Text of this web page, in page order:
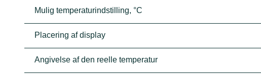
Mulig temperaturindstilling, °C
Placering af display
Angivelse af den reelle temperatur